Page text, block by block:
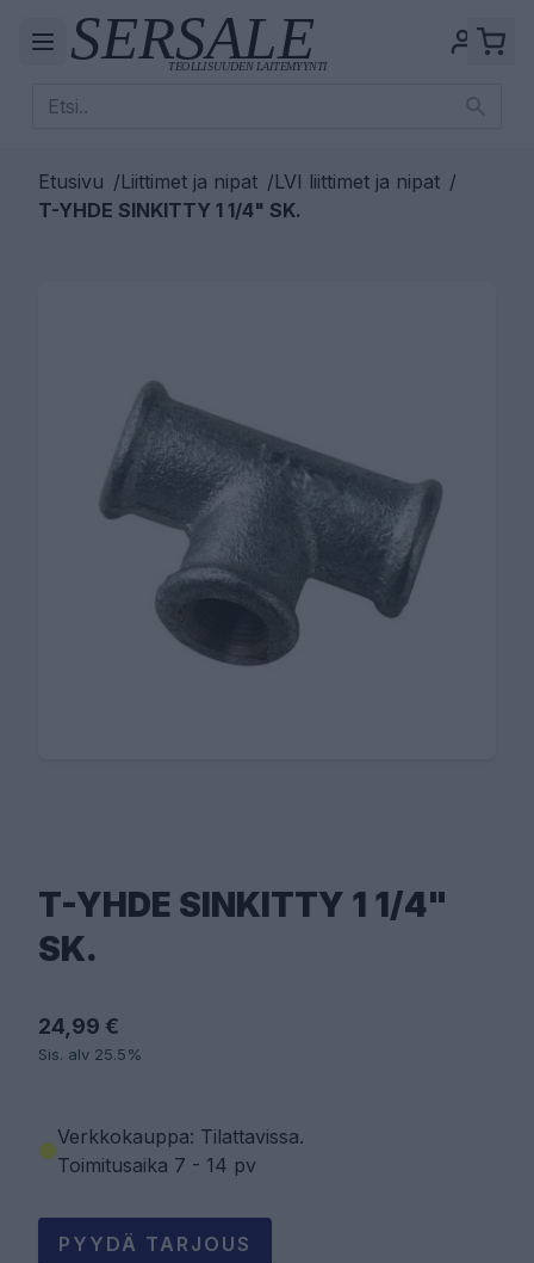
Etusivu /Liittimet ja nipat /LVI liittimet ja nipat /
T-YHDE SINKITTY 1 1/4" SK.
T-YHDE SINKITTY 1 1/4"
SK.
24,99 €
Sis. alv 25.5%
Verkkokauppa: Tilattavissa.
Toimitusaika 7 - 14 pv
PYYDÄ TARJOUS